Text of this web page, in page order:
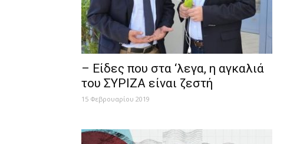
– Είδες που στα ‘λεγα, η αγκαλιά
του ΣΥΡΙΖΑ είναι ζεστή
15 Φεβρουαρίου 2019